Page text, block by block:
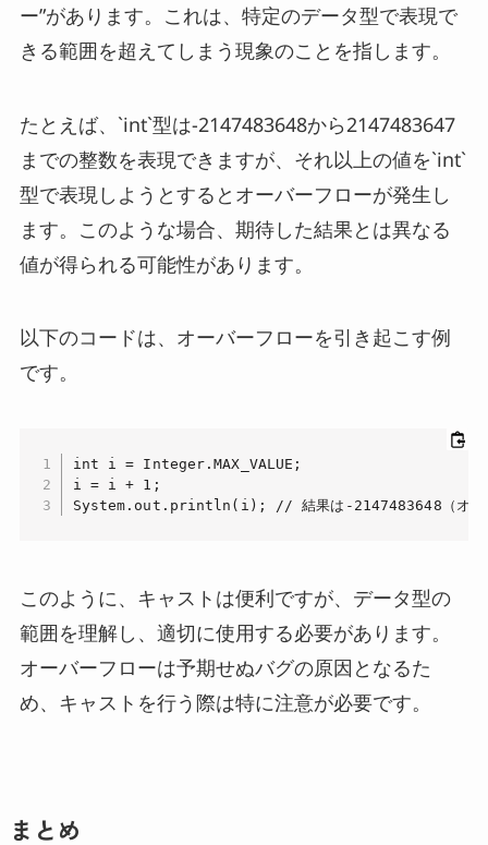
ー”があります。これは、特定のデータ型で表現で
きる範囲を超えてしまう現象のことを指します。
たとえば、`int`型は-2147483648から2147483647
までの整数を表現できますが、それ以上の値を`int`
型で表現しようとするとオーバーフローが発生し
ます。このような場合、期待した結果とは異なる
値が得られる可能性があります。
以下のコードは、オーバーフローを引き起こす例
です。
int i = Integer.MAX_VALUE;
i = i + 1;
System.out.println(i); // 結果は-2147483648（オーバ
このように、キャストは便利ですが、データ型の
範囲を理解し、適切に使用する必要があります。
オーバーフローは予期せぬバグの原因となるた
め、キャストを行う際は特に注意が必要です。
まとめ